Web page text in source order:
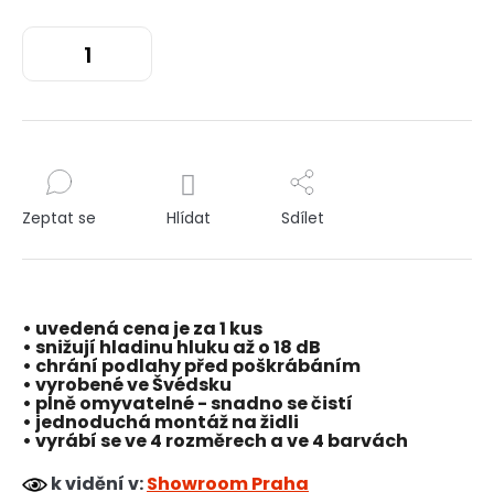
• uvedená cena je za 1 kus
• snižují hladinu hluku až o 18 dB
• chrání podlahy před poškrábáním
• vyrobené ve Švédsku
• plně omyvatelné - snadno se čistí
• jednoduchá montáž na židli
• vyrábí se ve 4 rozměrech a ve 4 barvách
k vidění v:Showroom Praha
Zeptat se Hlídat Sdílet